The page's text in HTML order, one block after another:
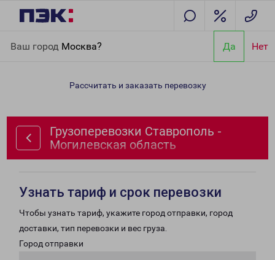
Ваш город Москва? Да Нет
Могилевская область
Рассчитать и заказать перевозку
Грузоперевозки Ставрополь -
Могилевская область
Узнать тариф и срок перевозки
Чтобы узнать тариф, укажите город отправки, город
доставки, тип перевозки и вес груза.
Город отправки